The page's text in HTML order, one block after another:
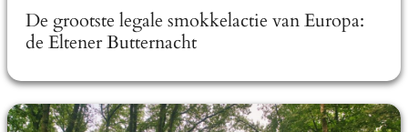
De grootste legale smokkelactie van Europa:
de Eltener Butternacht